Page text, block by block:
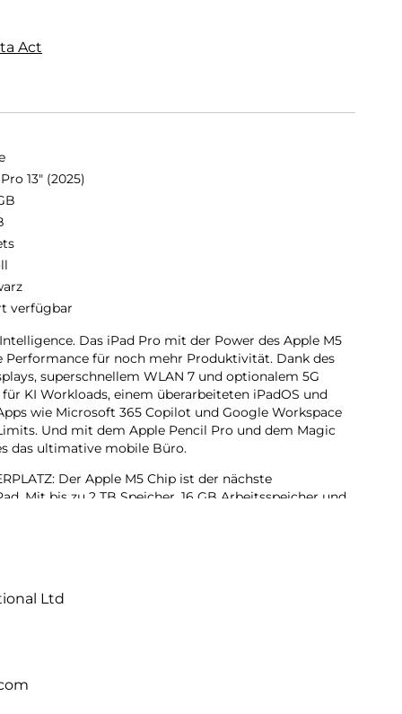
Act
13" (2025)
verfügbar
Das iPad Pro mit der Power des Apple M5
Performance für noch mehr Produktivität. Dank des
superschnellem WLAN 7 und optionalem 5G
KI Workloads, einem überarbeiteten iPadOS und
wie Microsoft 365 Copilot und Google Workspace
Und mit dem Apple Pencil Pro und dem Magic
das ultimative mobile Büro.
Der Apple M5 Chip ist der nächste
Mit bis zu 2 TB Speicher, 16 GB Arbeitsspeicher und
für KI Performance können Projekte jeder Größe
Mit dem intuitiven und flexiblen Fenstersystem
und verwaltet wie nie zuvor.
ist das persönliche Intelligenz System. Es hilft
und Dinge einfacher zu erledigen – mit
jedem Schritt.
Das fortschrittlichste Display der Welt mit extremer
Ltd